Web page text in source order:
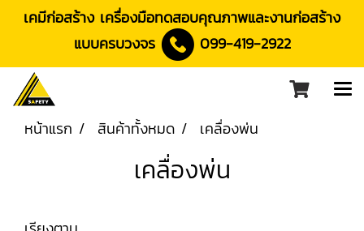
เคมีก่อสร้าง เครื่องมือทดสอบคุณภาพและงานก่อสร้าง
แบบครบวงจร
099-419-2922
หน้าแรก สินค้าทั้งหมด เคลื่องพ่น
เคลื่องพ่น